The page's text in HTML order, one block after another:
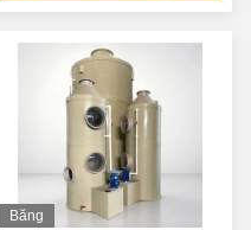
rãnh
Băng